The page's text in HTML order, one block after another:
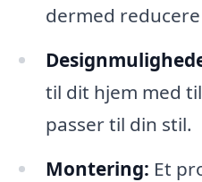
dermed
til dit hjem med
passer til din stil.
Montering: Et